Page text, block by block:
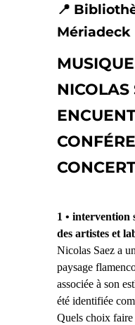
📍
Mériadeck
NICOLAS
1 • intervention
des artistes et
Nicolas Saez a
paysage
associée à son
été identifiée
Quels choix